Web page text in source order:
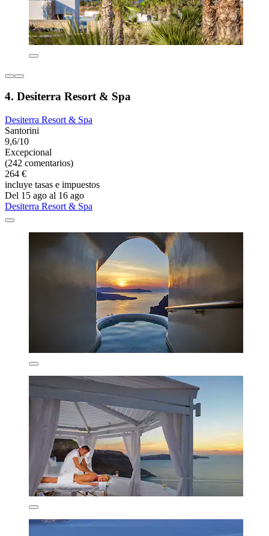
4. Desiterra Resort & Spa
Desiterra Resort & Spa
Santorini
9,6/10
Excepcional
(242 comentarios)
264 €
incluye tasas e impuestos
Del 15 ago al 16 ago
Desiterra Resort & Spa